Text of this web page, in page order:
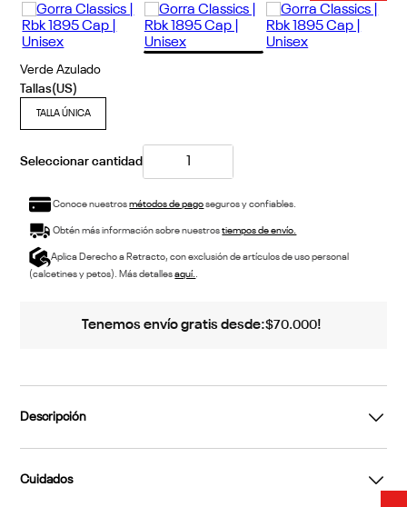
Verde Azulado
TALLA ÚNICA
Conoce nuestrosmétodos de pagoseguros y confiables.
Obtén más información sobre nuestrostiempos de envío.
Aplica Derecho a Retracto, con exclusión de artículos de uso personal
(calcetines y petos). Más detallesaquí..
Tenemos envío gratis desde:$70.000!
Descripción
Cuidados